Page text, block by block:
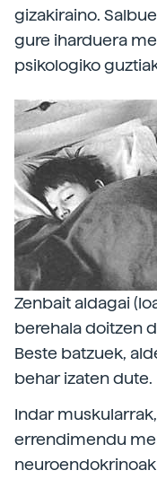
gizakiraino.
gure iharduera
psikologiko
Zenbait aldagai
berehala doitzen
Beste batzuek,
behar izaten dute.
Indar
errendimendu